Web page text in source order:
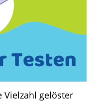
Vielzahl gelöster